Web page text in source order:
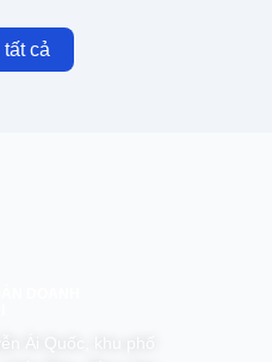
tất cả
Ái Quốc, khu phố